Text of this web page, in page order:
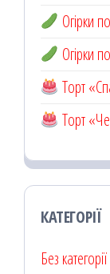
Огірки
Огірки
Торт
Торт
КАТЕГОРІЇ
Без категорії